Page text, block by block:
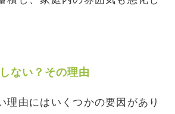
ない？その理由
理由にはいくつかの要因があり